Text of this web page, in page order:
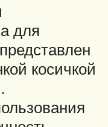
для
косичкой